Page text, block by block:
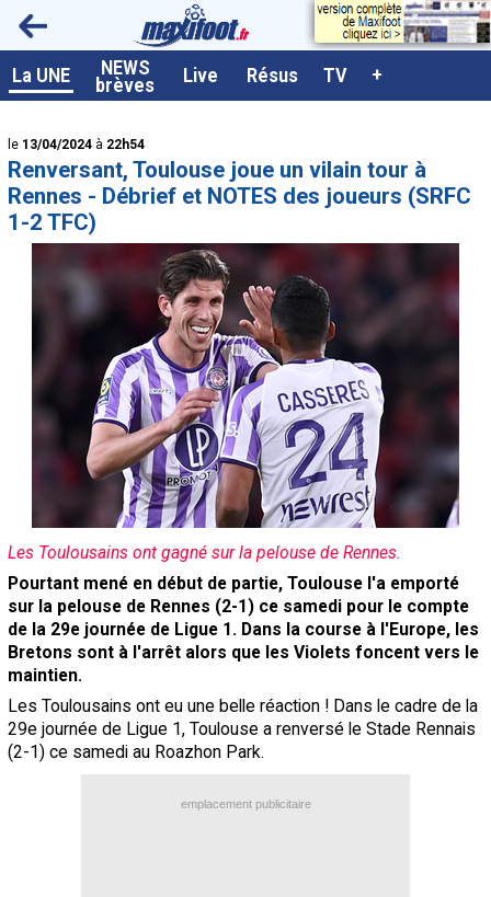
La UNE NEWS
brèves Live Résus TV +
<
le 13/04/2024 à 22h54
Renversant, Toulouse joue un vilain tour à
Rennes - Débrief et NOTES des joueurs (SRFC
1-2 TFC)
Les Toulousains ont gagné sur la pelouse de Rennes.
Pourtant mené en début de partie, Toulouse l'a emporté
sur la pelouse de Rennes (2-1) ce samedi pour le compte
de la 29e journée de Ligue 1. Dans la course à l'Europe, les
Bretons sont à l'arrêt alors que les Violets foncent vers le
maintien.
Les Toulousains ont eu une belle réaction ! Dans le cadre de la
29e journée de Ligue 1, Toulouse a renversé le Stade Rennais
(2-1) ce samedi au Roazhon Park.
emplacement publicitaire
A la UNE
Live / Matchs en direct
Résultats et Classements
Class. buteurs européens
Programme TV foot
Vidéos
Tableau transferts L1
Taille de la police
Paramètrages / Options
Contact / Signaler un bug
Recrutement Maxifoot
Mentions légales
site web Maxifoot.fr